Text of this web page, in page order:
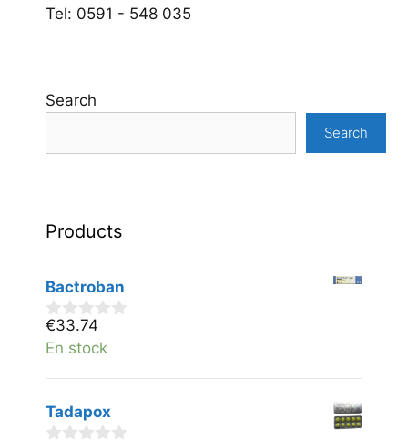
Tel: 0591 - 548 035
Search
Search
Products
Bactroban
0
v
n
€33.74
En stock
Tadapox